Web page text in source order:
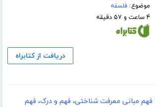
موضوع:فلسفه
۴ ساعت و ۵۷ دقیقه
دریافت از کتابراه
فهم مبانی معرفت شناختی، فهم و درک، فهم